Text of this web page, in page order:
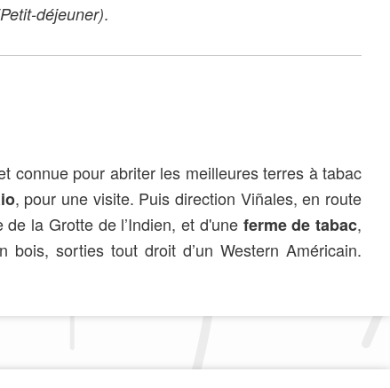
déjeuner).
connue pour abriter les meilleures terres à tabac
, pour une visite. Puis direction Viñales, en route
la Grotte de l’Indien, et d'une ferme de tabac,
sorties tout droit d’un Western Américain.